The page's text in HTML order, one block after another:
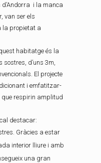
d’Andorra i la manca
van ser els
la propietat a
habitatge és la
d’uns 3m,
El projecte
i emfatitzar-
que respirin amplitud
destacar:
Gràcies a estar
interior lliure i amb
una gran